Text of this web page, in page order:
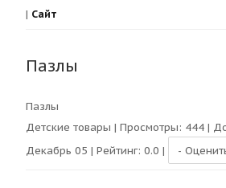
| Сайт
Пазлы
Пазлы
Детские товары | Просмотры: 444 |
Декабрь 05 | Рейтинг: 0.0 |